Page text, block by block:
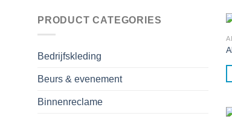
PRODUCT CATEGORIES
Bedrijfskleding
Beurs & evenement
Binnenreclame